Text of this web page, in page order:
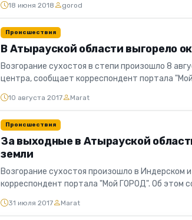
18 июня 2018 gorod
Происшествия
В Атырауской области выгорело
Возгорание сухостоя в степи произошло 8
центра, сообщает корреспондент портала
10 августа 2017 Marat
Происшествия
За выходные в Атырауской
земли
Возгорание сухостоя произошло в Индерском
корреспондент портала "Мой ГОРОД". Об этом
31 июля 2017 Marat